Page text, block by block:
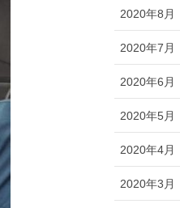
2020年8月
2020年7月
2020年6月
2020年5月
2020年4月
2020年3月